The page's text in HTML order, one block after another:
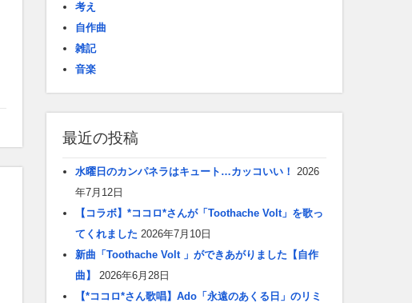
考え
自作曲
雑記
音楽
最近の投稿
水曜日のカンパネラはキュート…カッコいい！ 2026
年7月12日
【コラボ】*ココロ*さんが「Toothache Volt」を歌っ
てくれました 2026年7月10日
新曲「Toothache Volt 」ができあがりました【自作
曲】
2026年6月28日
【*ココロ*さん歌唱】Ado「永遠のあくる日」のリミ